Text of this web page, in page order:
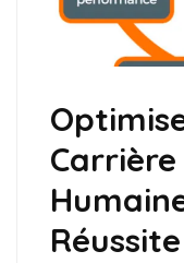
Carrière